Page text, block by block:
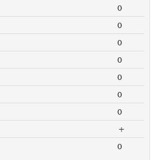
0
0
0
0
0
0
0
+
0